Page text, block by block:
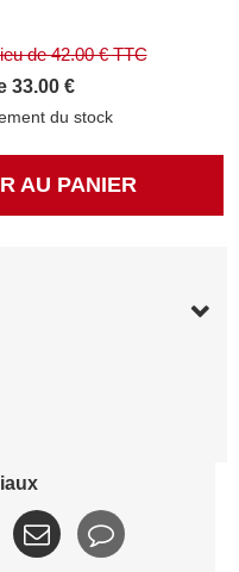
de42.00€ TTC
33.00 €
du stock
AU PANIER